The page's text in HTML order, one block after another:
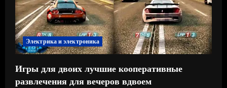
Электрика и электроника
Игры для двоих лучшие кооперативные
развлечения для вечеров вдвоем